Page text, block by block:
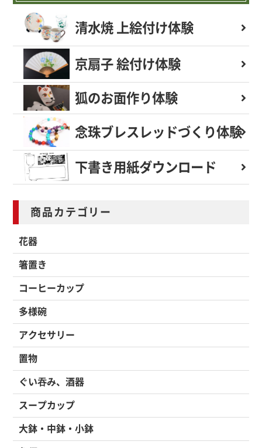
清水焼 上絵付け体験
京扇子 絵付け体験
狐のお面作り体験
念珠ブレスレッドづくり体験
下書き用紙ダウンロード
商品カテゴリー
花器
箸置き
コーヒーカップ
多様碗
アクセサリー
置物
ぐい吞み、酒器
スープカップ
大鉢・中鉢・小鉢